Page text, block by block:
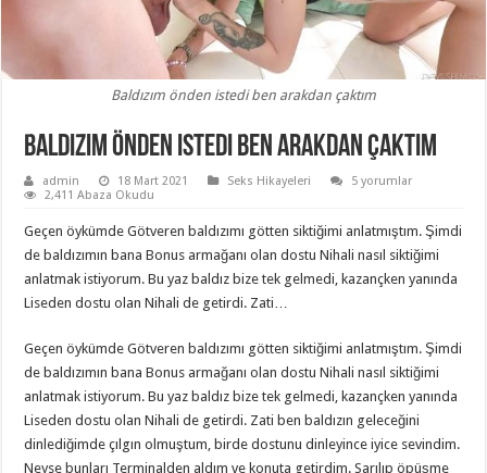
Baldızım önden istedi ben arakdan çaktım
Baldızım önden istedi ben arakdan çaktım
admin 18 Mart 2021 Seks Hikayeleri
5 yorumlar
2,411 Abaza Okudu
Geçen öykümde Götveren baldızımı götten siktiğimi anlatmıştım. Şimdi
de baldızımın bana Bonus armağanı olan dostu Nihali nasıl siktiğimi
anlatmak istiyorum. Bu yaz baldız bize tek gelmedi, kazançken yanında
Liseden dostu olan Nihali de getirdi. Zati…
Geçen öykümde Götveren baldızımı götten siktiğimi anlatmıştım. Şimdi
de baldızımın bana Bonus armağanı olan dostu Nihali nasıl siktiğimi
anlatmak istiyorum. Bu yaz baldız bize tek gelmedi, kazançken yanında
Liseden dostu olan Nihali de getirdi. Zati ben baldızın geleceğini
dinlediğimde çılgın olmuştum, birde dostunu dinleyince iyice sevindim.
Neyse bunları Terminalden aldım ve konuta getirdim. Sarılıp öpüşme